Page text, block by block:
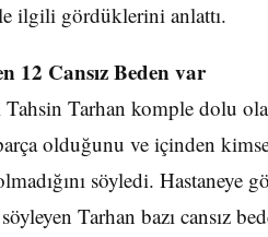
ilgili gördüklerini anlattı.
12 Cansız Beden var
Tarhan komple dolu
olduğunu ve içinden
söyledi. Hastaneye
Tarhan bazı cansız